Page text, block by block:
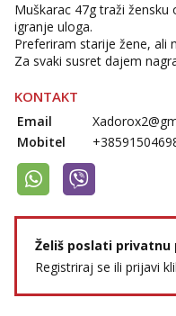
Muškarac 47g traži
igranje uloga.
Preferiram starije žene, ali
Za svaki susret dajem
KONTAKT
Email
Mobitel
Želiš poslati privatnu
Registriraj se ili prijavi